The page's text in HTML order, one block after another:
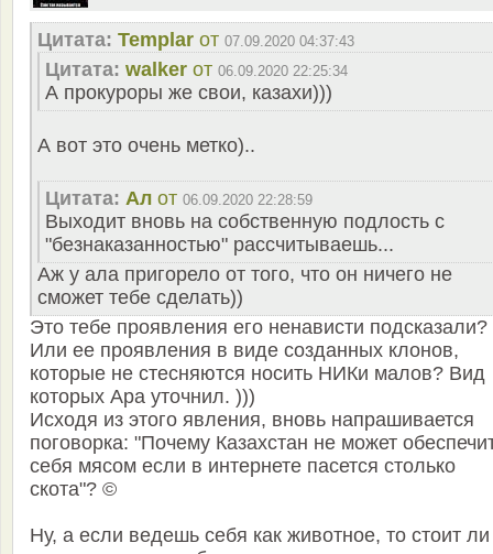
Цитата: Templar от 07.09.2020 04:37:43
Цитата: walker от 06.09.2020 22:25:34
А прокуроры же свои, казахи)))
А вот это очень метко)..
Цитата: Ал от 06.09.2020 22:28:59
Выходит вновь на собственную подлость с
"безнаказанностью" рассчитываешь...
Аж у ала пригорело от того, что он ничего не
сможет тебе сделать))
Это тебе проявления его ненависти подсказали?
Или ее проявления в виде созданных клонов,
которые не стесняются носить НИКи малов? Вид
которых Ара уточнил. )))
Исходя из этого явления, вновь напрашивается
поговорка: "Почему Казахстан не может
себя мясом если в интернете пасется столько
скота"? ©
Ну, а если ведешь себя как животное, то стоит ли